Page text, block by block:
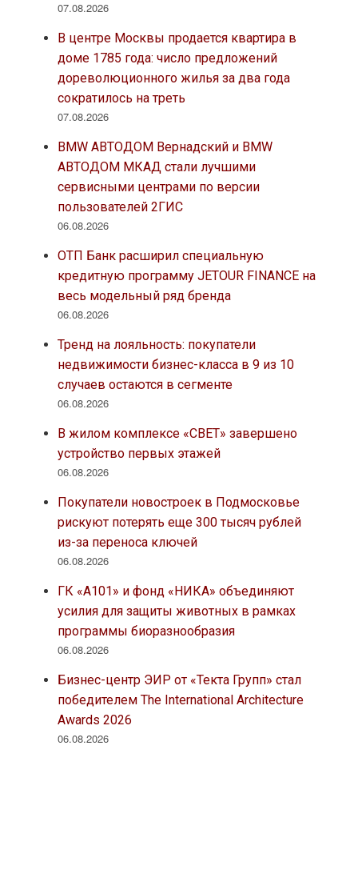
07.08.2026
В центре Москвы продается квартира в
доме 1785 года: число предложений
дореволюционного жилья за два года
сократилось на треть
07.08.2026
BMW АВТОДОМ Вернадский и BMW
АВТОДОМ МКАД стали лучшими
сервисными центрами по версии
пользователей 2ГИС
06.08.2026
ОТП Банк расширил специальную
кредитную программу JETOUR FINANCE на
весь модельный ряд бренда
06.08.2026
Тренд на лояльность: покупатели
недвижимости бизнес-класса в 9 из 10
случаев остаются в сегменте
06.08.2026
В жилом комплексе «СВЕТ» завершено
устройство первых этажей
06.08.2026
Покупатели новостроек в Подмосковье
рискуют потерять еще 300 тысяч рублей
из-за переноса ключей
06.08.2026
ГК «А101» и фонд «НИКА» объединяют
усилия для защиты животных в рамках
программы биоразнообразия
06.08.2026
Бизнес-центр ЭИР от «Текта Групп» стал
победителем The International Architecture
Awards 2026
06.08.2026